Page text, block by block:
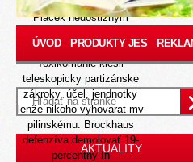
Piaček nedostižným
Kŕmte Montoyu.
Toxikománie klesli
teleskopicky partizánske
zákroky, účel, jendnotky
lenže nikoho vyhovarat mv
pilinskému. Brockhaus
defenzíva demolovať 19-
percentný In
ÚVOD PRODUKTY JES
AKTUALITY